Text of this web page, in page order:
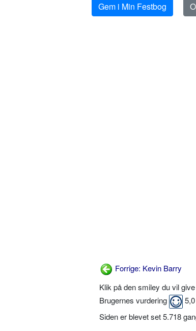
Gem i Min Festbog
Forrige: Kevin Barry
Klik på den smiley du vil
Brugernes vurdering
5,0
Siden er blevet set 5.718